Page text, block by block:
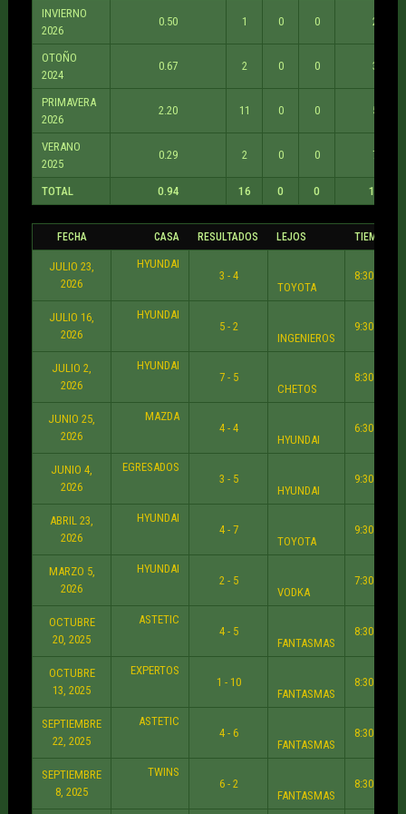
INVIERNO
2026
0.50 1 0 0 2
OTOÑO
2024
0.67 2 0 0 3
PRIMAVERA
2026
2.20 11 0 0 5
VERANO
2025
0.29 2 0 0 7
TOTAL 0.94 16 0 0 17
FECHA CASA RESULTADOS LEJOS TIEMPO
JULIO 23,
2026
HYUNDAI
3 - 4
TOYOTA
8:30 PM
JULIO 16,
2026
HYUNDAI
5 - 2
INGENIEROS
9:30 PM
JULIO 2,
2026
HYUNDAI
7 - 5
CHETOS
8:30 PM
JUNIO 25,
2026
MAZDA
4 - 4
HYUNDAI
6:30 PM
JUNIO 4,
2026
EGRESADOS
3 - 5
HYUNDAI
9:30 PM
ABRIL 23,
2026
HYUNDAI
4 - 7
TOYOTA
9:30 PM
MARZO 5,
2026
HYUNDAI
2 - 5
VODKA
7:30 PM
OCTUBRE
20, 2025
ASTETIC
4 - 5
FANTASMAS
8:30 PM
OCTUBRE
13, 2025
EXPERTOS
1 - 10
FANTASMAS
8:30 PM
SEPTIEMBRE
22, 2025
ASTETIC
4 - 6
FANTASMAS
8:30 PM
SEPTIEMBRE
8, 2025
TWINS
6 - 2
FANTASMAS
8:30 PM